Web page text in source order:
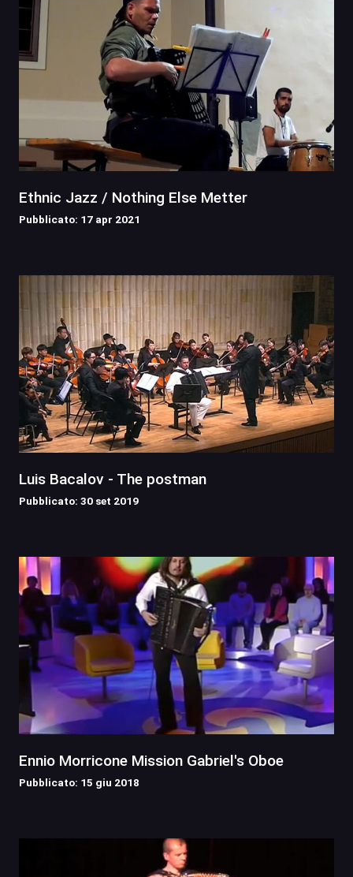
Ethnic Jazz / Nothing Else Metter
Pubblicato: 17 apr 2021
Luis Bacalov - The postman
Pubblicato: 30 set 2019
Ennio Morricone Mission Gabriel's Oboe
Pubblicato: 15 giu 2018